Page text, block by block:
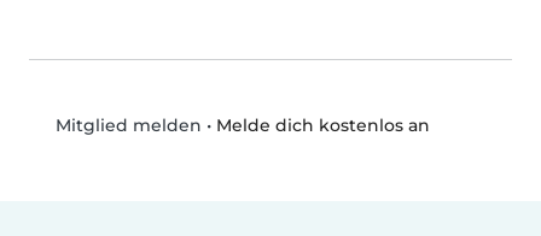
Mitglied melden • Melde dich kostenlos an